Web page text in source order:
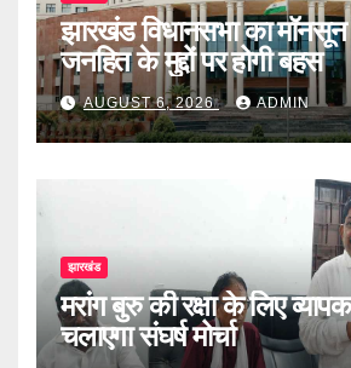
झारखंड विधानसभा का
जनहित के मुद्दों पर होगी बहस
AUGUST 6, 2026 ADMIN
झारखंड
मरांग बुरु की रक्षा के लिए
चलाएगा संघर्ष मोर्चा